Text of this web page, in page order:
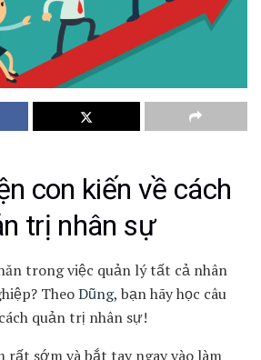
con kiến về cách
trị nhân sự
trong việc quản lý tất cả nhân
TheoDũng, bạn hãy học câu
quản trị nhân sự!
rất sớm và bắt tay ngay vào làm